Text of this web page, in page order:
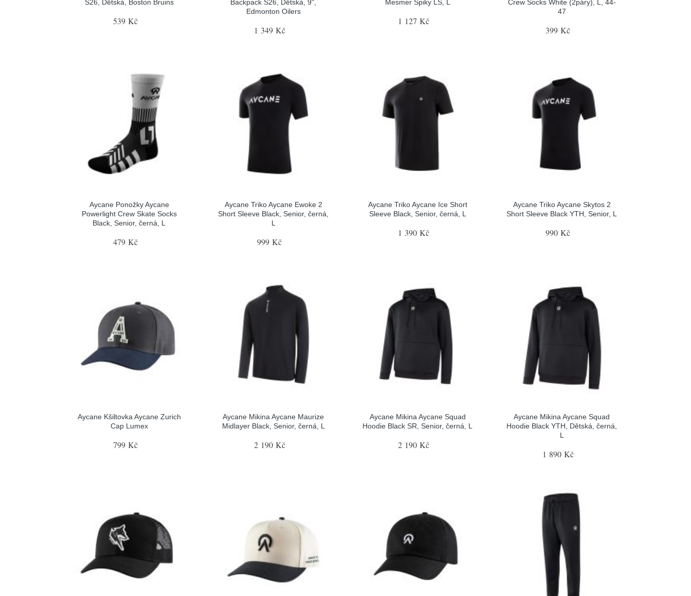
S26, Dětská, Boston Bruins
539 Kč
Backpack S26, Dětská, 9",
Edmonton Oilers
1 349 Kč
Mesmer Spiky LS, L
1 127 Kč
Crew Socks White (2páry), L, 44-
47
399 Kč
Aycane Ponožky Aycane
Powerlight Crew Skate Socks
Black, Senior, černá, L
479 Kč
Aycane Triko Aycane Ewoke 2
Short Sleeve Black, Senior, černá,
L
999 Kč
Aycane Triko Aycane Ice Short
Sleeve Black, Senior, černá, L
1 390 Kč
Aycane Triko Aycane Skytos 2
Short Sleeve Black YTH, Senior, L
990 Kč
Aycane Kšiltovka Aycane Zurich
Cap Lumex
799 Kč
Aycane Mikina Aycane Maurize
Midlayer Black, Senior, černá, L
2 190 Kč
Aycane Mikina Aycane Squad
Hoodie Black SR, Senior, černá, L
2 190 Kč
Aycane Mikina Aycane Squad
Hoodie Black YTH, Dětská, černá,
L
1 890 Kč